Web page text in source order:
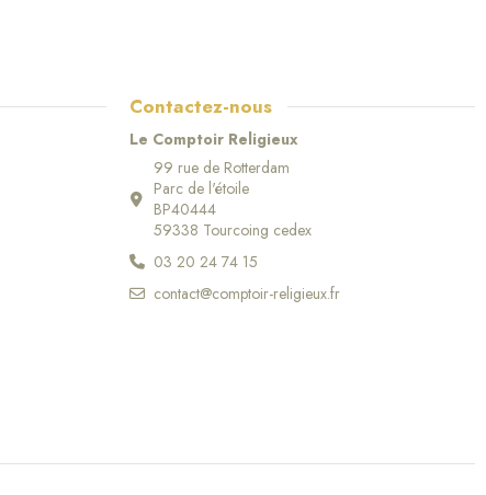
Contactez-nous
Le Comptoir Religieux
99 rue de Rotterdam
Parc de l'étoile
BP40444
59338 Tourcoing cedex
03 20 24 74 15
contact@comptoir-religieux.fr